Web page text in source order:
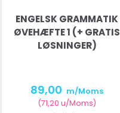
ENGELSK GRAMMATIK
ØVEHÆFTE 1 (+ GRATIS
LØSNINGER)
89,00 m/Moms
(71,20 u/Moms)